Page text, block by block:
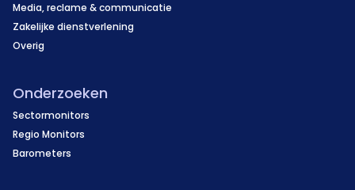
Media, reclame & communicatie
Zakelijke dienstverlening
Overig
Onderzoeken
Sectormonitors
Regio Monitors
Barometers